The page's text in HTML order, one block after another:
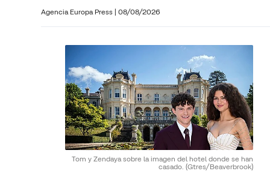
Agencia Europa Press | 08/08/2026
Tom y Zendaya sobre la imagen del hotel donde se han
casado. (Gtres/Beaverbrook)